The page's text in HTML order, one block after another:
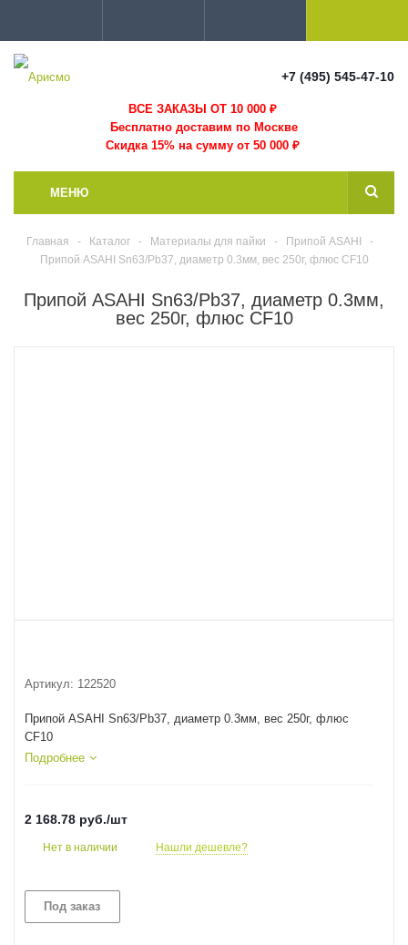
+7 (495) 545-47-10
ВСЕ ЗАКАЗЫ ОТ 10 000₽
Бесплатно доставим по Москве
Скидка 15% на сумму от 50 000 ₽
МЕНЮ
Главная - Каталог - Материалы для пайки - Припой ASAHI
-
Припой ASAHI Sn63/Pb37, диаметр 0.3мм, вес 250г, флюс CF10
Припой ASAHI Sn63/Pb37, диаметр 0.3мм,
вес 250г, флюс CF10
Артикул: 122520
Припой ASAHI Sn63/Pb37, диаметр 0.3мм, вес 250г, флюс
CF10
Подробнее
2 168.78 руб./шт
Нет в наличии Нашли дешевле?
Под заказ